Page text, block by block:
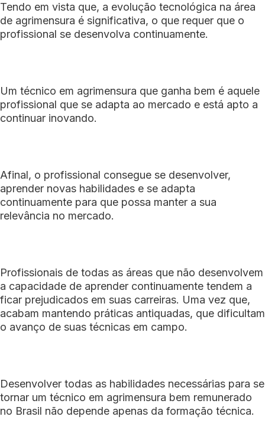
Tendo em vista que, a evolução tecnológica na área
de agrimensura é significativa, o que requer que o
profissional se desenvolva continuamente.
Um técnico em agrimensura que ganha bem é aquele
profissional que se adapta ao mercado e está apto a
continuar inovando.
Afinal, o profissional consegue se desenvolver,
aprender novas habilidades e se adapta
continuamente para que possa manter a sua
relevância no mercado.
Profissionais de todas as áreas que não desenvolvem
a capacidade de aprender continuamente tendem a
ficar prejudicados em suas carreiras. Uma vez que,
acabam mantendo práticas antiquadas, que dificultam
o avanço de suas técnicas em campo.
Desenvolver todas as habilidades necessárias para se
tornar um técnico em agrimensura bem remunerado
no Brasil não depende apenas da formação técnica.